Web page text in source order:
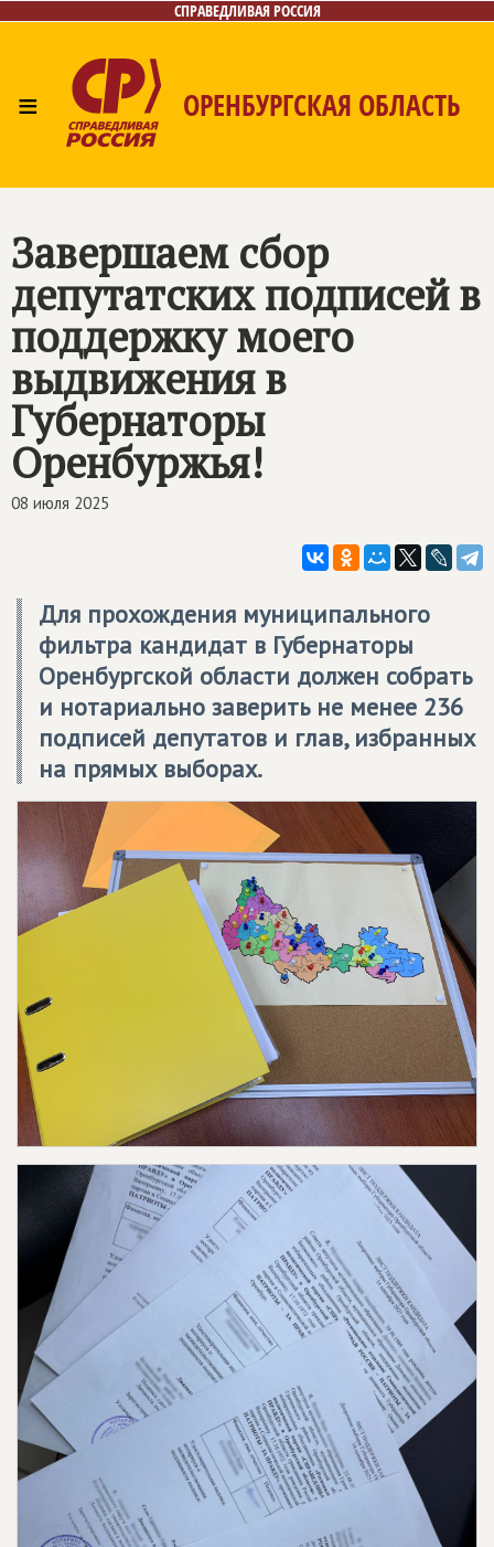
СПРАВЕДЛИВАЯ РОССИЯ
≡ ОРЕНБУРГСКАЯ ОБЛАСТЬ
Контакты
Завершаем сбор
депутатских подписей в
поддержку моего
выдвижения в
Губернаторы
Оренбуржья!
08 июля 2025
Для прохождения муниципального
фильтра кандидат в Губернаторы
Оренбургской области должен собрать
и нотариально заверить не менее 236
подписей депутатов и глав, избранных
на прямых выборах.